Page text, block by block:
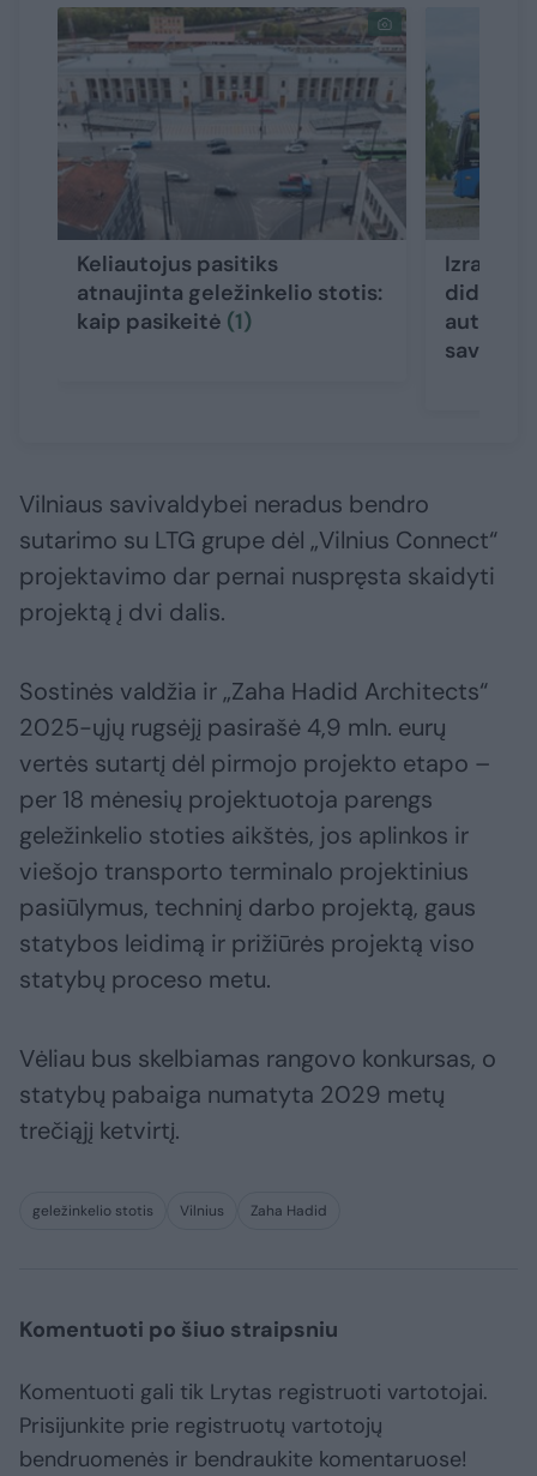
Keliautojus pasitiks
atnaujinta geležinkelio stotis:
kaip pasikeitė (1)
Izraelio
didžiąja
Vilniaus savivaldybei neradus bendro
sutarimo su LTG grupe dėl „Vilnius Connect“
projektavimo dar pernai nuspręsta skaidyti
projektą į dvi dalis.
Sostinės valdžia ir „Zaha Hadid Architects“
2025-ųjų rugsėjį pasirašė 4,9 mln. eurų
vertės sutartį dėl pirmojo projekto etapo –
per 18 mėnesių projektuotoja parengs
geležinkelio stoties aikštės, jos aplinkos ir
viešojo transporto terminalo projektinius
pasiūlymus, techninį darbo projektą, gaus
statybos leidimą ir prižiūrės projektą viso
statybų proceso metu.
Vėliau bus skelbiamas rangovo konkursas, o
statybų pabaiga numatyta 2029 metų
trečiąjį ketvirtį.
geležinkelio stotis Vilnius Zaha Hadid
Komentuoti po šiuo straipsniu
Komentuoti gali tik Lrytas registruoti vartotojai.
Prisijunkite prie registruotų vartotojų
bendruomenės ir bendraukite komentaruose!